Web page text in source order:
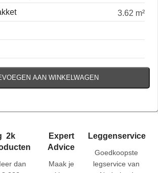
3.62 m²
AAN WINKELWAGEN
2k
dan
Expert
Advice
Maak je
Leggenservice
Goedkoopste
legservice van